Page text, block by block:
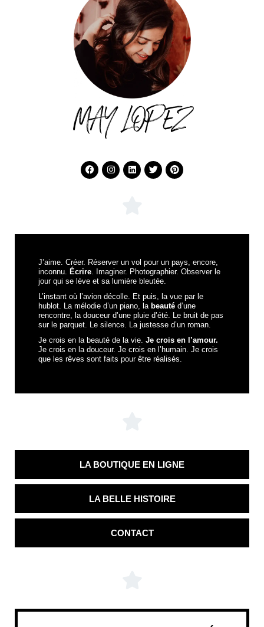
MAY LOPEZ
J’aime. Créer. Réserver un vol pour un pays, encore,
inconnu. Écrire . Imaginer. Photographier. Observer le
jour qui se lève et sa lumière bleutée.
L’instant où l’avion décolle. Et puis, la vue par le
hublot. La mélodie d’un piano, la beauté d’une
rencontre, la douceur d’une pluie d’été. Le bruit de pas
sur le parquet. Le silence. La justesse d’un roman.
Je crois en la beauté de la vie. Je crois en l’amour.
Je crois en la douceur. Je crois en l’humain. Je crois
que les rêves sont faits pour être réalisés.
LA BOUTIQUE EN LIGNE
LA BELLE HISTOIRE
CONTACT